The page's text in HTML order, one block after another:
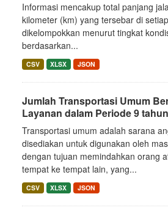
Informasi mencakup total panjang
kilometer (km) yang tersebar di
dikelompokkan menurut tingkat
berdasarkan...
CSV XLSX JSON
Jumlah Transportasi Umum
Layanan dalam Periode 9
Transportasi umum adalah sarana
disediakan untuk digunakan oleh
dengan tujuan memindahkan orang
tempat ke tempat lain, yang...
CSV XLSX JSON